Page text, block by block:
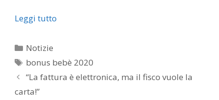
Leggi tutto
Categorie
Notizie
Tag
bonus bebè 2020
“La fattura è elettronica, ma il fisco vuole la
carta!”